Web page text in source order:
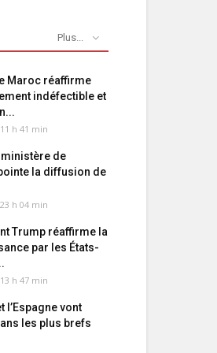
Plus...
Maroc réaffirme
indéfectible et
h 41 min
ministère de
la diffusion de
h 04 min
Trump réaffirme la
par les États-
h 47 min
l’Espagne vont
les plus brefs